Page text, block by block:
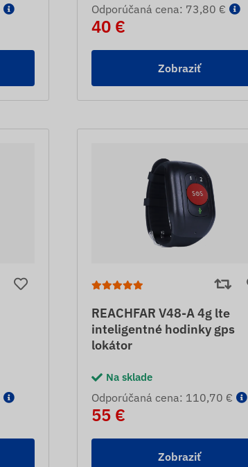
Odporúčaná cena: 73,80 €
40 €
Zobraziť
REACHFAR V48-A 4g lte
inteligentné hodinky gps
lokátor
Na sklade
Odporúčaná cena: 110,70 €
55 €
Zobraziť